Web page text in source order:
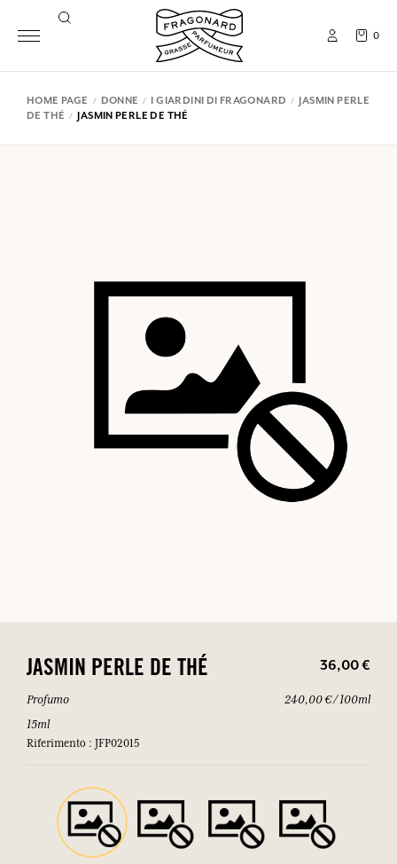
0
HOME PAGE DONNE I GIARDINI DI FRAGONARD
JASMIN PERLE
DE THÉ
JASMIN PERLE DE THÉ
JASMIN PERLE DE THÉ 36,00 €
Profumo
15ml
Riferimento : JFP02015
240,00 € / 100ml